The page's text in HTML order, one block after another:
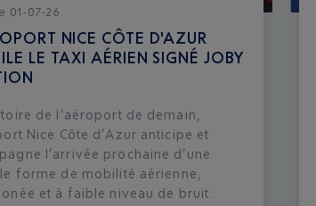
01-07-26
NICE CÔTE D'AZUR
LE TAXI AÉRIEN SIGNÉ JOBY
de l’aéroport de demain,
Nice Côte d’Azur anticipe et
l’arrivée prochaine d’une
forme de mobilité aérienne,
et à faible niveau de bruit.